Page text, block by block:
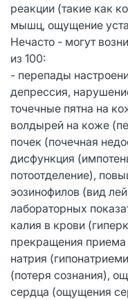
реакции (такие как
мышц, ощущение
Нечасто - могут
из 100:
- перепады
депрессия,
точечные пятна на
волдырей на коже
почек (почечная
дисфункция
потоотделение),
эозинофилов (вид
лабораторных
калия в крови
прекращения приема
натрия
(потеря сознания),
сердца (ощущения